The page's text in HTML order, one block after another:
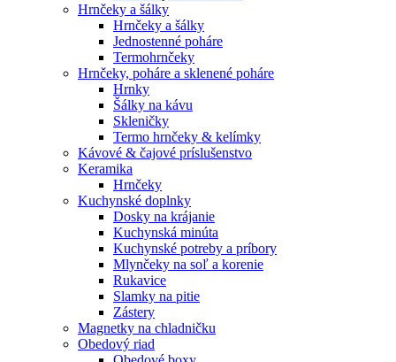
Hrnčeky a šálky
Hrnčeky a šálky
Jednostenné poháre
Termohrnčeky
Hrnčeky, poháre a sklenené poháre
Hrnky
Šálky na kávu
Skleničky
Termo hrnčeky & kelímky
Kávové & čajové príslušenstvo
Keramika
Hrnčeky
Kuchynské doplnky
Dosky na krájanie
Kuchynská minúta
Kuchynské potreby a príbory
Mlynčeky na soľ a korenie
Rukavice
Slamky na pitie
Zástery
Magnetky na chladničku
Obedový riad